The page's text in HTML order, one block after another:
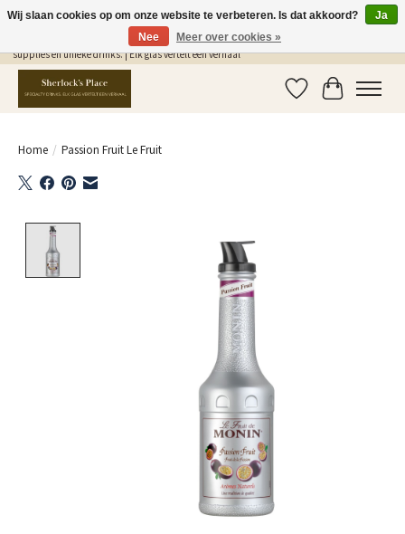
Gratis Verzending in NL vanaf €75,- | Sherlocks Place: dé plek voor MONIN siropen, bar
supplies en unieke drinks. | Elk glas vertelt een verhaal
Verlanglijst
Home / Passion Fruit Le Fruit
Wij slaan cookies op om onze website te verbeteren. Is dat akkoord?
Ja
Nee
Meer over cookies »